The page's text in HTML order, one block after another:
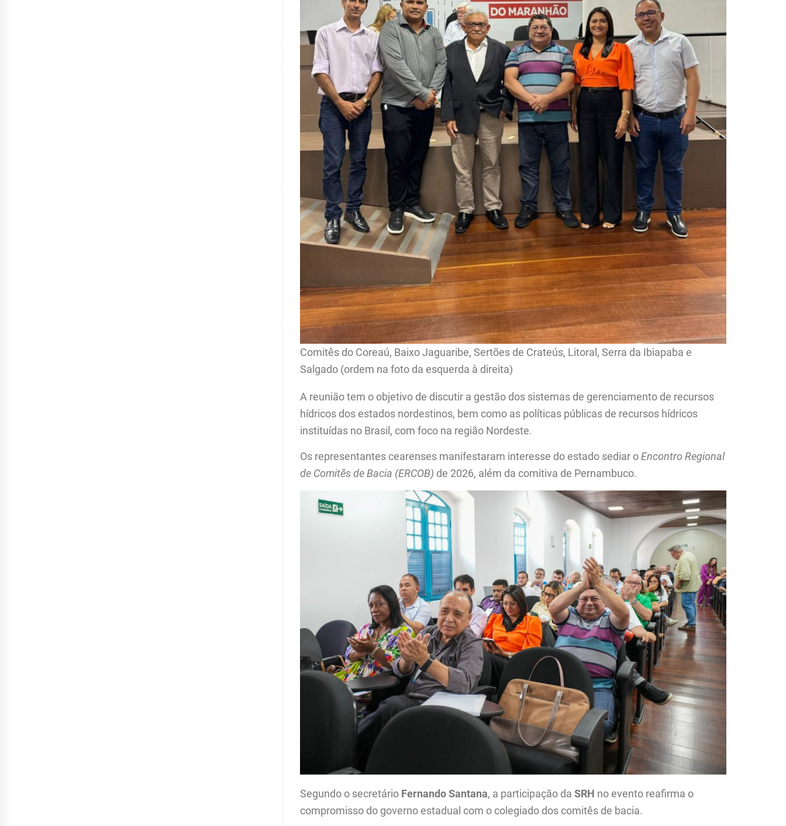
Comitês do Coreaú, Baixo Jaguaribe, Sertões de Crateús, Litoral, Serra da Ibiapaba e
Salgado (ordem na foto da esquerda à direita)
A reunião tem o objetivo de discutir a gestão dos sistemas de gerenciamento de recursos
hídricos dos estados nordestinos, bem como as políticas públicas de recursos hídricos
instituídas no Brasil, com foco na região Nordeste.
Os representantes cearenses manifestaram interesse do estado sediar oEncontro Regional
de Comitês de Bacia (ERCOB) de 2026, além da comitiva de Pernambuco.
Segundo o secretário Fernando Santana, a participação daSRH no evento reafirma o
compromisso do governo estadual com o colegiado dos comitês de bacia.